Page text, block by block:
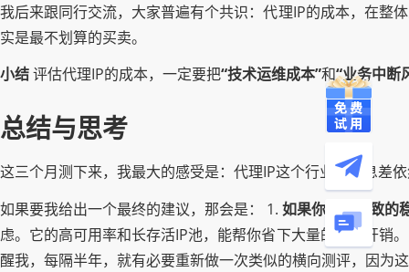
我后来跟同行交流，大家普遍有个共识：代理IP的成本，在整
实是最不划算的买卖。
小结评估代理IP的成本，一定要把“技术运维成本”和“业务中断
总结与思考
这三个月测下来，我最大的感受是：代理IP这个行业，信息差
如果要我给出一个最终的建议，那会是： 1.如果你追求极致的
虑。它的高可用率和长存活IP池，能帮你省下大量的隐形开销
醒我，每隔半年，就有必要重新做一次类似的横向测评，因为